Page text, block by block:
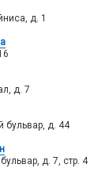
д. 1
д. 7
бульвар, д. 44
д. 7, стр. 4